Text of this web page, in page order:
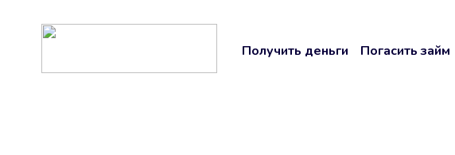
Получить деньги Погасить займ